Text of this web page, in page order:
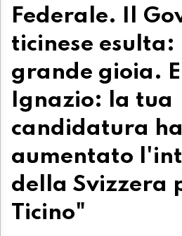
Federale. Il
ticinese esulta:
grande gioia.
Ignazio: la tua
candidatura ha
aumentato
della Svizzera
Ticino"